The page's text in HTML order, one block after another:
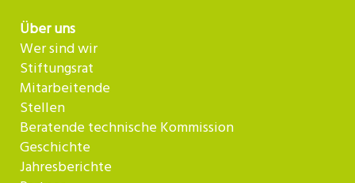
Über uns
Wer sind wir
Stiftungsrat
Mitarbeitende
Stellen
Beratende technische Kommission
Geschichte
Jahresberichte